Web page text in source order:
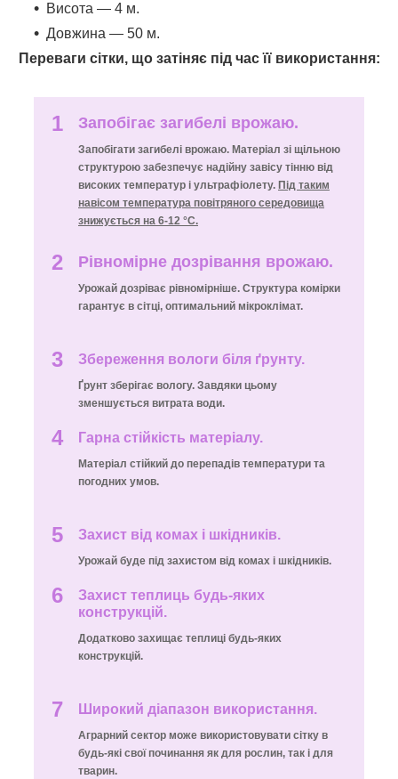
Висота — 4 м.
Довжина — 50 м.
Переваги сітки, що затіняє під час її використання:
1 Запобігає загибелі врожаю.
Запобігати загибелі врожаю. Матеріал зі щільною
структурою забезпечує надійну завісу тінню від
високих температур і ультрафіолету. Під таким
навісом температура повітряного середовища
знижується на 6-12 °C.
2 Рівномірне дозрівання врожаю.
Урожай дозріває рівномірніше. Структура комірки
гарантує в сітці, оптимальний мікроклімат.
3 Збереження вологи біля ґрунту.
Ґрунт зберігає вологу. Завдяки цьому
зменшується витрата води.
4 Гарна стійкість матеріалу.
Матеріал стійкий до перепадів температури та
погодних умов.
5 Захист від комах і шкідників.
Урожай буде під захистом від комах і шкідників.
6
Захист теплиць будь-яких
конструкцій.
Додатково захищає теплиці будь-яких
конструкцій.
7 Широкий діапазон використання.
Аграрний сектор може використовувати сітку в
будь-які свої починання як для рослин, так і для
тварин.